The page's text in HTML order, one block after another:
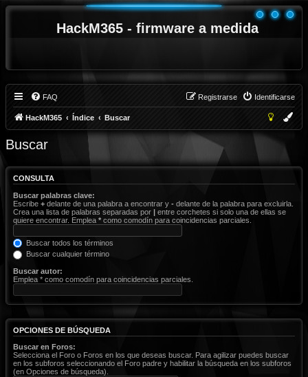
HackM365 - firmware a medida
FAQ Identificarse
Registrarse
HackM365 Índice Buscar
Buscar
CONSULTA
Buscar palabras clave:
Escribe + delante de una palabra a encontrar y - delante de la palabra para excluirla.
Crea una lista de palabras separadas por | entre corchetes si solo una de ellas se
quiere encontrar. Emplea * como comodín para coincidencias parciales.
Buscar todos los términos
Buscar cualquier término
Buscar autor:
Emplea * como comodín para coincidencias parciales.
OPCIONES DE BÚSQUEDA
Buscar en Foros:
Selecciona el Foro o Foros en los que deseas buscar. Para agilizar puedes buscar
en los subforos seleccionando el Foro padre y habilitar la búsqueda en los subforos
(en Opciones de búsqueda).